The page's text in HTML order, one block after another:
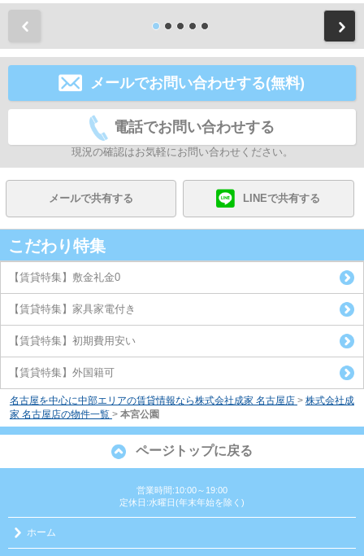
メールでお問い合わせする(無料)
電話でお問い合わせする
現況の確認はお気軽にお問い合わせください。
メールで共有する LINEで共有する
こだわり特集
【賃貸特集】敷金礼金0
【賃貸特集】家具家電付き
【賃貸特集】初期費用安い
【賃貸特集】外国籍可
名古屋を中心に中部エリアの賃貸情報なら株式会社成家 名古屋店 > 株式会社成
家 名古屋店の物件一覧 > 本宮公園
ページトップに戻る
営業時間:10:00～19:00
定休日:水曜日(年末年始を除く)
ホーム